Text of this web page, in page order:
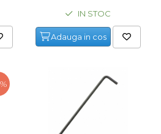
IN STOC
Adauga in cos